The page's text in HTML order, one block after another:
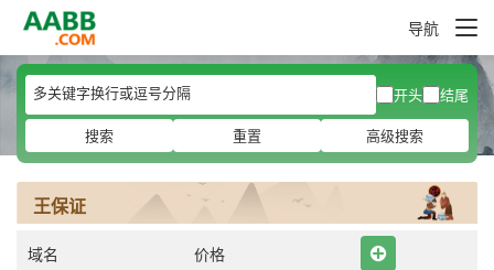
导航
开头
结尾
搜索
重置 高级搜索
王保证
域名 价格